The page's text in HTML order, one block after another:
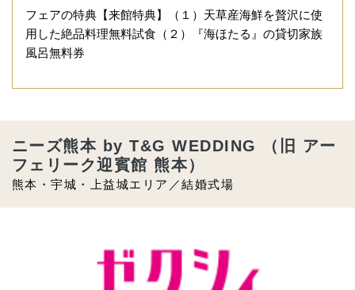
フェアの特典【来館特典】（１）天草産海鮮を贅沢に使
用した絶品料理無料試食（２）『海ほたる』の貸切家族
風呂無料券
熊本・宇城・上益城エリア／結婚式場
ニーズ熊本 by T&G WEDDING （旧 アー
フェリーク迎賓館 熊本）